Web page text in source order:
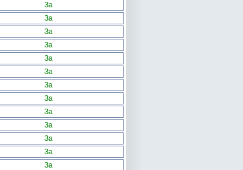
За
За
За
За
За
За
За
За
За
За
За
За
За